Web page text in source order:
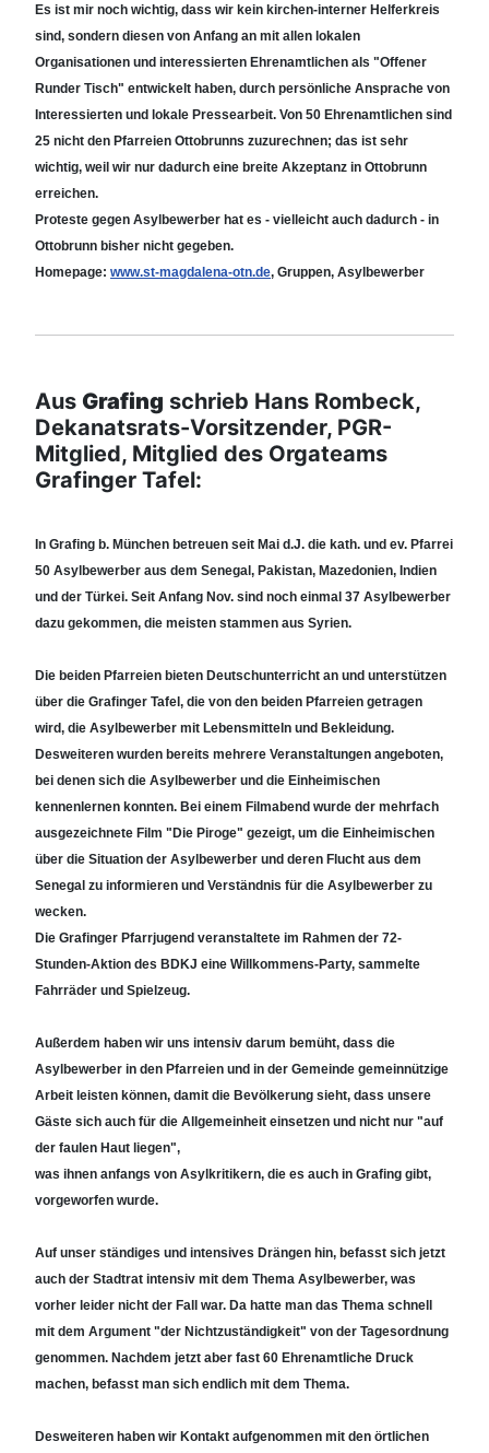
Es ist mir noch wichtig, dass wir kein kirchen-interner Helferkreis
sind, sondern diesen von Anfang an mit allen lokalen
Organisationen und interessierten Ehrenamtlichen als "Offener
Runder Tisch" entwickelt haben, durch persönliche Ansprache von
Interessierten und lokale Pressearbeit. Von 50 Ehrenamtlichen sind
25 nicht den Pfarreien Ottobrunns zuzurechnen; das ist sehr
wichtig, weil wir nur dadurch eine breite Akzeptanz in Ottobrunn
erreichen.
Proteste gegen Asylbewerber hat es - vielleicht auch dadurch - in
Ottobrunn bisher nicht gegeben.
Homepage: www.st-magdalena-otn.de, Gruppen, Asylbewerber
Aus Grafing schrieb Hans Rombeck,
Dekanatsrats-Vorsitzender, PGR-
Mitglied, Mitglied des Orgateams
Grafinger Tafel:
In Grafing b. München betreuen seit Mai d.J. die kath. und ev. Pfarrei
50 Asylbewerber aus dem Senegal, Pakistan, Mazedonien, Indien
und der Türkei. Seit Anfang Nov. sind noch einmal 37 Asylbewerber
dazu gekommen, die meisten stammen aus Syrien.
Die beiden Pfarreien bieten Deutschunterricht an und unterstützen
über die Grafinger Tafel, die von den beiden Pfarreien getragen
wird, die Asylbewerber mit Lebensmitteln und Bekleidung.
Desweiteren wurden bereits mehrere Veranstaltungen angeboten,
bei denen sich die Asylbewerber und die Einheimischen
kennenlernen konnten. Bei einem Filmabend wurde der mehrfach
ausgezeichnete Film "Die Piroge" gezeigt, um die Einheimischen
über die Situation der Asylbewerber und deren Flucht aus dem
Senegal zu informieren und Verständnis für die Asylbewerber zu
wecken.
Die Grafinger Pfarrjugend veranstaltete im Rahmen der 72-
Stunden-Aktion des BDKJ eine Willkommens-Party, sammelte
Fahrräder und Spielzeug.
Außerdem haben wir uns intensiv darum bemüht, dass die
Asylbewerber in den Pfarreien und in der Gemeinde gemeinnützige
Arbeit leisten können, damit die Bevölkerung sieht, dass unsere
Gäste sich auch für die Allgemeinheit einsetzen und nicht nur "auf
der faulen Haut liegen",
was ihnen anfangs von Asylkritikern, die es auch in Grafing gibt,
vorgeworfen wurde.
Auf unser ständiges und intensives Drängen hin, befasst sich jetzt
auch der Stadtrat intensiv mit dem Thema Asylbewerber, was
vorher leider nicht der Fall war. Da hatte man das Thema schnell
mit dem Argument "der Nichtzuständigkeit" von der Tagesordnung
genommen. Nachdem jetzt aber fast 60 Ehrenamtliche Druck
machen, befasst man sich endlich mit dem Thema.
Desweiteren haben wir Kontakt aufgenommen mit den örtlichen